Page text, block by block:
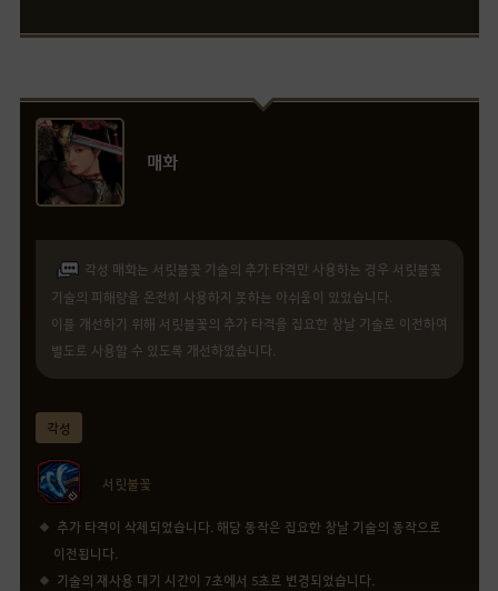
매화
각성 매화는 서릿불꽃 기술의 추가 타격만 사용하는 경우 서릿불꽃
기술의 피해량을 온전히 사용하지 못하는 아쉬움이 있었습니다.
이를 개선하기 위해 서릿불꽃의 추가 타격을 집요한 창날 기술로 이전하여
별도로 사용할 수 있도록 개선하였습니다.
각성
서릿불꽃
추가 타격이 삭제되었습니다. 해당 동작은 집요한 창날 기술의 동작으로
이전됩니다.
기술의 재사용 대기 시간이 7초에서 5초로 변경되었습니다.